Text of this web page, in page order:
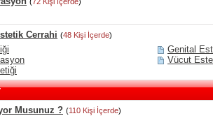
Cerrahi (48 Kişi İçerde)
Genital
Vücut
Musunuz ? (110 Kişi İçerde)